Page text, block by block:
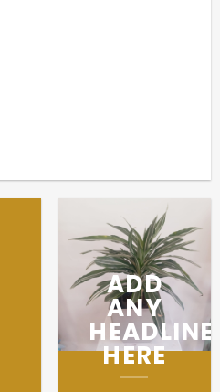
ADD
ANY
HEADLINE
HERE